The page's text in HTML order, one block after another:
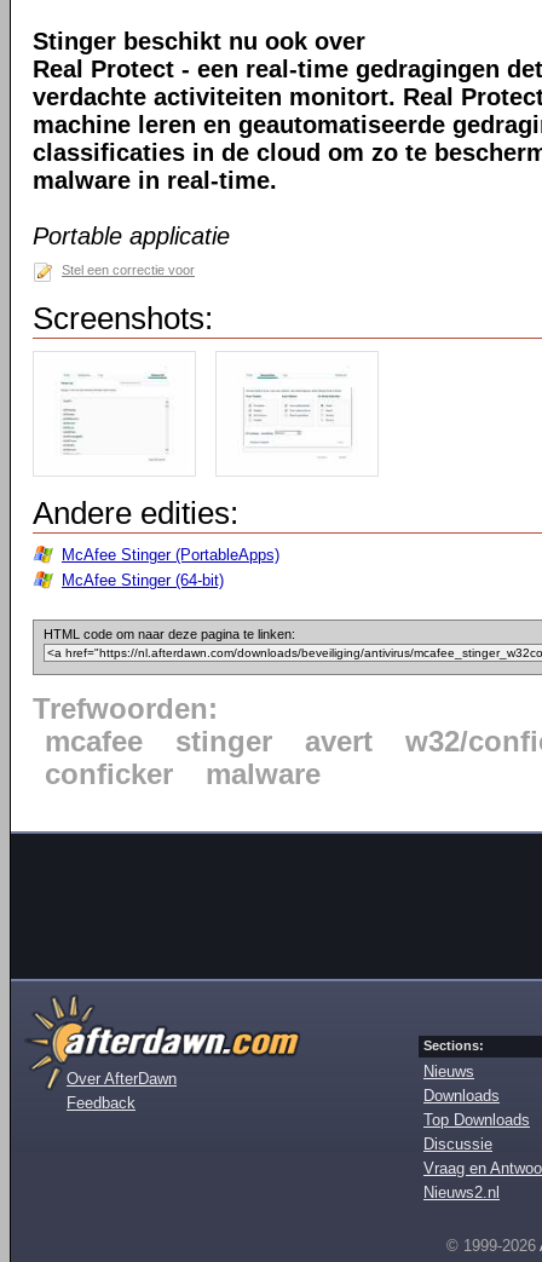
Stinger beschikt nu ook over
Real Protect - een real-time gedragingen
verdachte activiteiten monitort. Real
machine leren en geautomatiseerde
classificaties in de cloud om zo te
malware in real-time.
Portable applicatie
Stel een correctie voor
Screenshots:
Andere edities:
McAfee Stinger (PortableApps)
McAfee Stinger (64-bit)
HTML code om naar deze pagina te linken:
Trefwoorden:
mcafee
stinger avert
w32/
conficker
malware
Over AfterDawn
Feedback
Sections:
Nieuws
Downloads
Top Downloads
Discussie
Vraag en
Nieuws2.nl
© 1999-2026